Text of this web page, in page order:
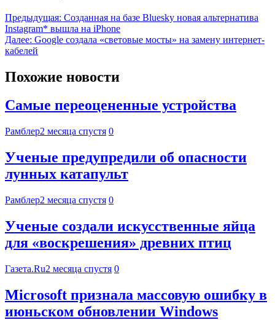
Предыдущая: Созданная на базе Bluesky новая альтернатива
Instagram* вышла на iPhone
Далее: Google создала «световые мосты» на замену интернет-
кабелей
Похожие новости
Самые переоцененные устройства
Рамблер2 месяца спустя 0
Ученые предупредили об опасности
лунных катапульт
Рамблер2 месяца спустя 0
Ученые создали искусственные яйца
для «воскрешения» древних птиц
Газета.Ru2 месяца спустя 0
Microsoft признала массовую ошибку в
июньском обновлении Windows